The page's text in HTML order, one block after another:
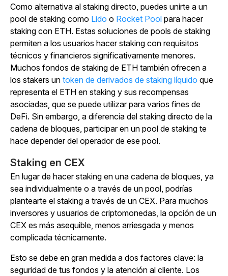
Como alternativa al staking directo, puedes unirte a un
pool de staking como Lido o Rocket Pool para hacer
staking con ETH. Estas soluciones de pools de staking
permiten a los usuarios hacer staking con requisitos
técnicos y financieros significativamente menores.
Muchos fondos de staking de ETH también ofrecen a
los stakers un token de derivados de staking líquido que
representa el ETH en staking y sus recompensas
asociadas, que se puede utilizar para varios fines de
DeFi. Sin embargo, a diferencia del staking directo de la
cadena de bloques, participar en un pool de staking te
hace depender del operador de ese pool.
Staking en CEX
En lugar de hacer staking en una cadena de bloques, ya
sea individualmente o a través de un pool, podrías
plantearte el staking a través de un CEX. Para muchos
inversores y usuarios de criptomonedas, la opción de un
CEX es más asequible, menos arriesgada y menos
complicada técnicamente.
Esto se debe en gran medida a dos factores clave: la
seguridad de tus fondos y la atención al cliente. Los